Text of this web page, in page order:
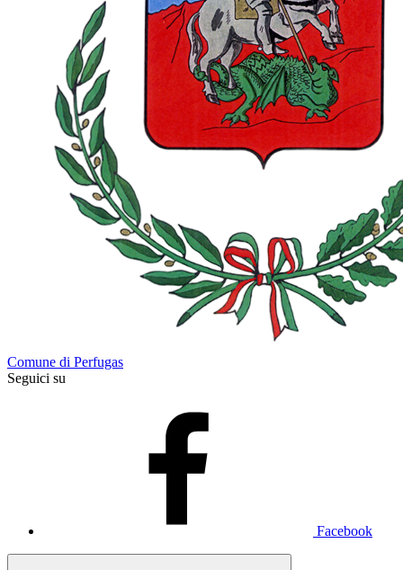
Comune di Perfugas
Seguici su
Facebook